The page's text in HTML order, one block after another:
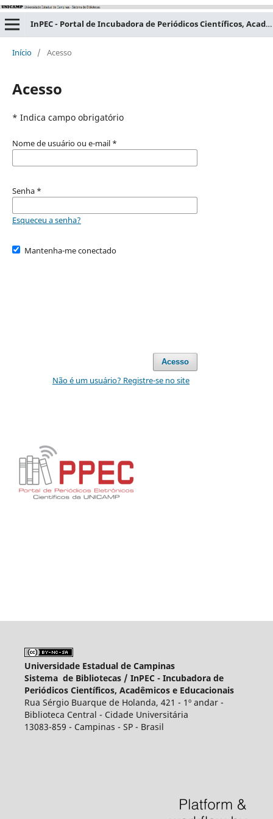
InPEC - Portal de Incubadora de Periódicos Científicos, Acadêmicos e Educacionais
Início / Acesso
Acesso
* Indica campo obrigatório
Nome de usuário ou e-mail *
Senha *
Esqueceu a senha?
Mantenha-me conectado
Acesso
Não é um usuário? Registre-se no site
Universidade Estadual de Campinas
Sistema de Bibliotecas / InPEC - Incubadora de
Periódicos Científicos, Acadêmicos e Educacionais
Rua Sérgio Buarque de Holanda, 421 - 1º andar -
Biblioteca Central - Cidade Universitária
13083-859 - Campinas - SP - Brasil